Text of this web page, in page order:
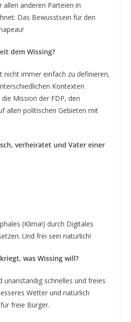
allen anderen Parteien in
Das Bewusstsein für den
dem Wissing?
nicht immer einfach zu definieren,
Kontexten
Mission der FDP, den
allen politischen Gebieten mit
verheiratet und Vater einer
(Klima!) durch Digitales
Und frei sein natürlich!
was Wissing will?
unanständig schnelles und freies
Wetter und natürlich
freie Bürger.